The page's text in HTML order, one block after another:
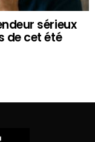
sérieux
de cet été